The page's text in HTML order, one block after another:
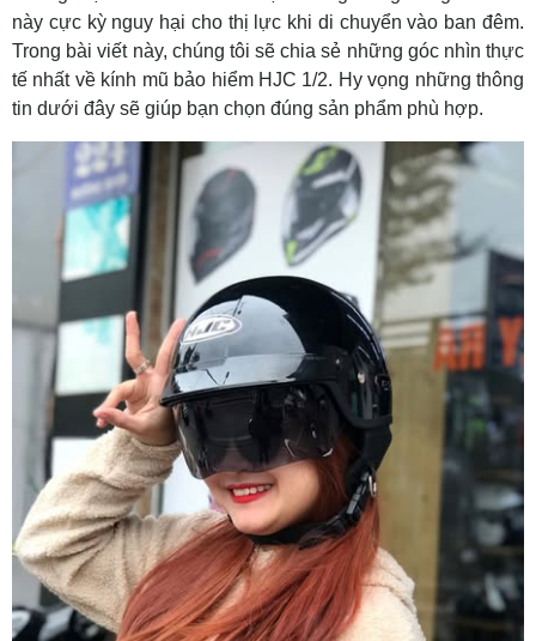
này cực kỳ nguy hại cho thị lực khi di chuyển vào ban đêm.
Trong bài viết này, chúng tôi sẽ chia sẻ những góc nhìn thực
tế nhất về kính mũ bảo hiểm HJC 1/2. Hy vọng những thông
tin dưới đây sẽ giúp bạn chọn đúng sản phẩm phù hợp.